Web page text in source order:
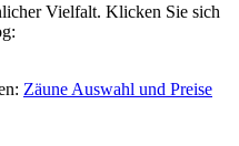
Vielfalt. Klicken Sie sich
Zäune Auswahl und Preise